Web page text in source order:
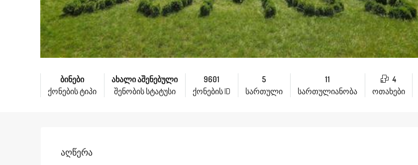
ბინები
ქონების ტიპი
ახალი აშენებული
შენობის სტატუსი
9601
ქონების ID
5
სართული
11
სართულიანობა
4
ოთახები
Აღწერა